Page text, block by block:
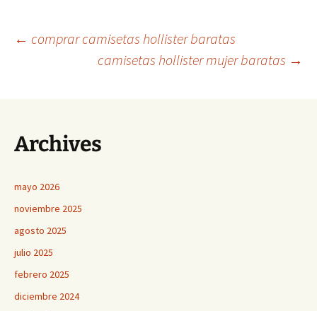
Navegación
entradas
← comprar camisetas hollister baratas
camisetas hollister mujer baratas →
Archives
mayo 2026
noviembre 2025
agosto 2025
julio 2025
febrero 2025
diciembre 2024